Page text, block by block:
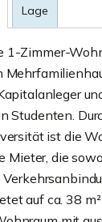
Lage
1-Zimmer-
Studenten.
ist die
Mieter, die
auf ca. 38